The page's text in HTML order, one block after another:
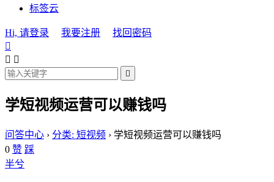
标签云
Hi, 请登录 我要注册
找回密码

 

学短视频运营可以赚钱吗
问答中心 › 分类: 短视频 › 学短视频运营可以赚钱吗
0 赞 踩
半兮